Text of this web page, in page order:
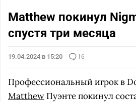
Matthew покинул
спустя три месяца
19.04.2024 в 15:20 16
Профессиональный игрок в
Matthew Пуэнте покинул